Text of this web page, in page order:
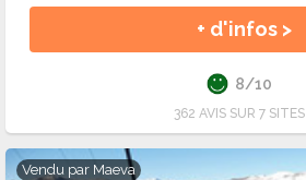
+ d'infos >
8/10
362 AVIS SUR 7 SITES
Vendu par Maeva